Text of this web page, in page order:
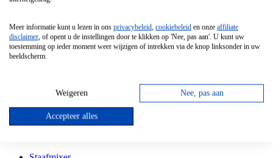
Vrijstaande Magnetron
Vrijstaande Kookplaat
Inbouw Gaskookplaat
Inbouw Keramische Kookplaat
Kookplaat Accessoires
Meer informatie kunt u lezen in ons privacybeleid, cookiebeleid en onze affiliate
disclaimer, of opent u de instellingen door te klikken op 'Nee, pas aan'. U kunt uw
toestemming op ieder moment weer wijzigen of intrekken via de knop linksonder in uw
beeldscherm.
Weigeren Nee, pas aan
Accepteer alles